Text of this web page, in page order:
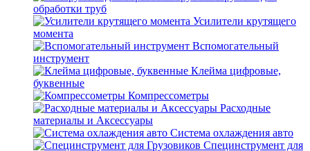
обработки труб
Усилители крутящего
момента
Вспомогательный
инструмент
Клейма цифровые,
буквенные
Компрессометры
Расходные
материалы и Аксессуары
Система охлаждения авто
Специнструмент для